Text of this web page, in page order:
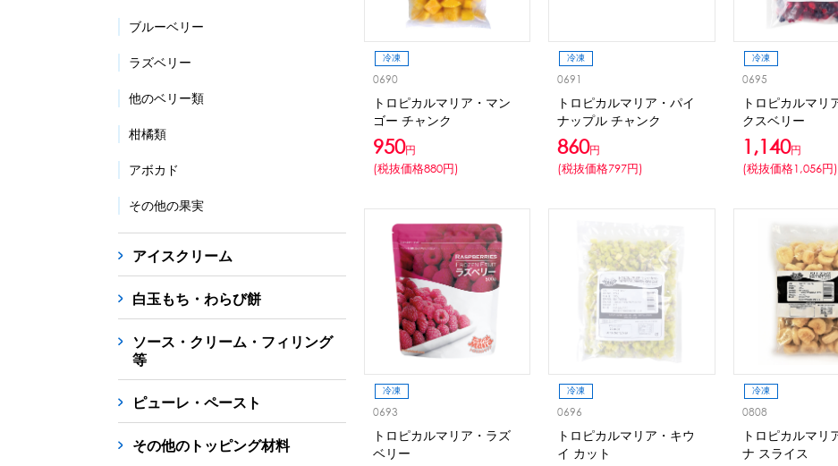
ブルーベリー
ラズベリー
他のベリー類
柑橘類
アボカド
その他の果実
アイスクリーム
白玉もち・わらび餅
ソース・クリーム・フィリング
等
ピューレ・ペースト
その他のトッピング材料
冷凍
0690
トロピカルマリア・マン
ゴー チャンク
950円
(税抜価格880円)
冷凍
0691
トロピカルマリア・パイ
ナップル チャンク
860円
(税抜価格797円)
冷凍
0695
トロピカルマリ
クスベリー
1,140円
(税抜価格1,056円)
冷凍
0693
トロピカルマリア・ラズ
ベリー
冷凍
0696
トロピカルマリア・キウ
イ カット
冷凍
0808
トロピカルマリ
ナ スライス